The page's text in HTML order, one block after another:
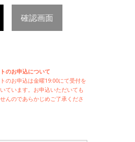
確認画面
のお申込について
のお申込は金曜19:00にて受付を
ています。お申込いただいても
んのであらかじめご了承くださ